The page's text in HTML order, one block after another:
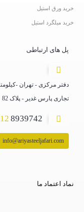
خرید ورق استیل
خرید میلگرد استیل
پل های ارتباطی
تجاری پارس غدیر - پلاک 82
8939742
info@ariyasteeljafari.com
نماد اعتماد ما